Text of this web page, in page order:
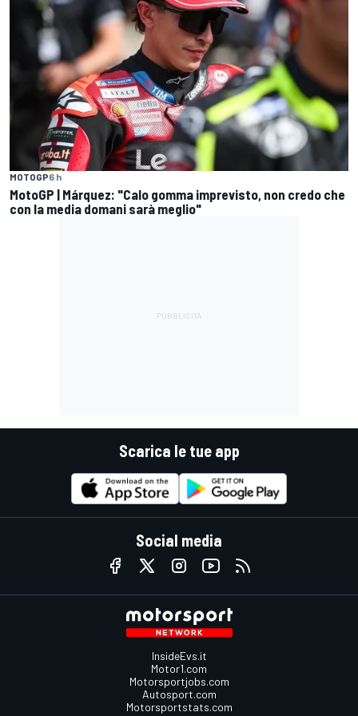
MOTOGP6 h
MotoGP | Márquez: "Calo gomma imprevisto, non credo che
con la media domani sarà meglio"
Scarica le tue app
Social media
InsideEvs.it
Motor1.com
Motorsportjobs.com
Autosport.com
Motorsportstats.com